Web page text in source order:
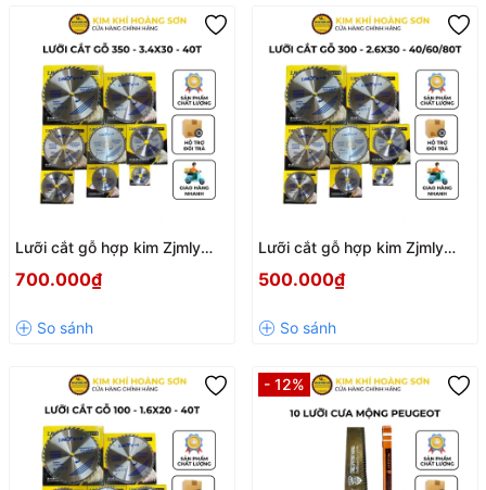
Lưỡi cắt gỗ hợp kim Zjmly
40/60/80 răng, Cưa cắt gỗ
700.000₫
Lưỡi cắt gỗ hợp kim Zjmly
răng, Cưa cắt gỗ hợp kim cao
500.000₫
- 12%